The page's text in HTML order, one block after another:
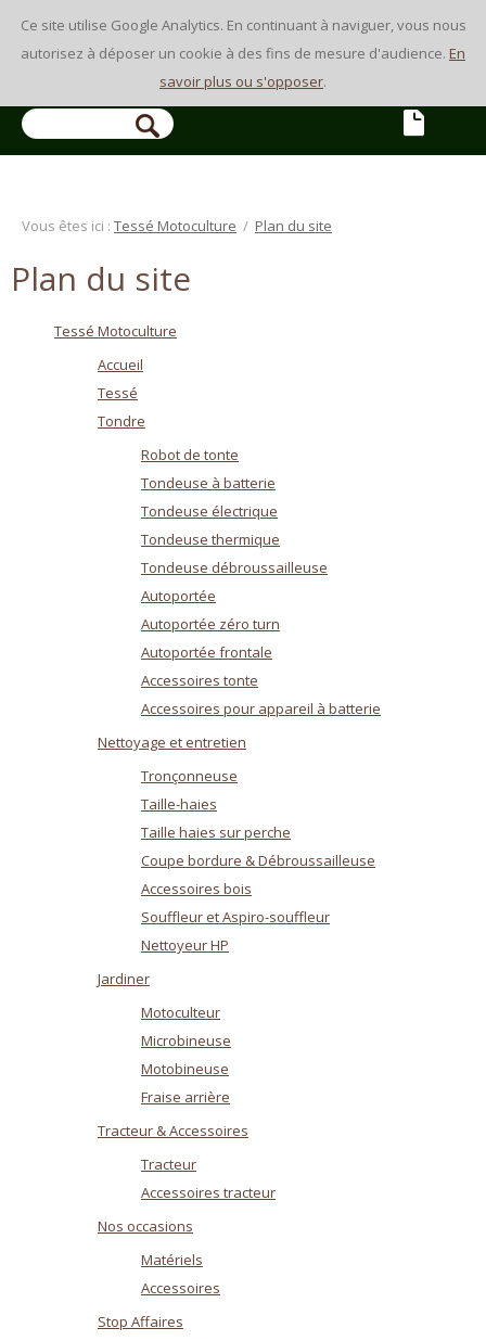
Ce site utilise Google Analytics. En continuant à naviguer, vous nous
autorisez à déposer un cookie à des fins de mesure d'audience. En
savoir plus ou s'opposer.
Vous êtes ici : Tessé Motoculture / Plan du site
Plan du site
Tessé Motoculture
Accueil
Tessé
Tondre
Robot de tonte
Tondeuse à batterie
Tondeuse électrique
Tondeuse thermique
Tondeuse débroussailleuse
Autoportée
Autoportée zéro turn
Autoportée frontale
Accessoires tonte
Accessoires pour appareil à batterie
Nettoyage et entretien
Tronçonneuse
Taille-haies
Taille haies sur perche
Coupe bordure & Débroussailleuse
Accessoires bois
Souffleur et Aspiro-souffleur
Nettoyeur HP
Jardiner
Motoculteur
Microbineuse
Motobineuse
Fraise arrière
Tracteur & Accessoires
Tracteur
Accessoires tracteur
Nos occasions
Matériels
Accessoires
Stop Affaires